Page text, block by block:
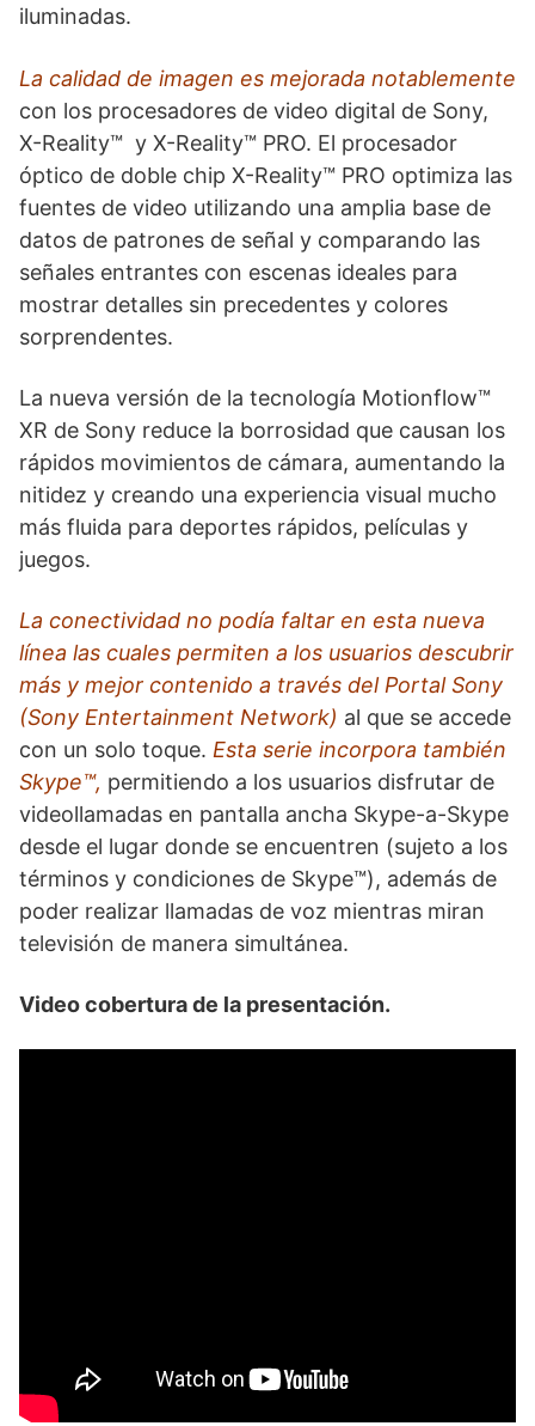
iluminadas.
La calidad de imagen es mejorada notablemente
con los procesadores de video digital de Sony,
X-Reality™ y X-Reality™ PRO. El procesador
óptico de doble chip X-Reality™ PRO optimiza las
fuentes de video utilizando una amplia base de
datos de patrones de señal y comparando las
señales entrantes con escenas ideales para
mostrar detalles sin precedentes y colores
sorprendentes.
La nueva versión de la tecnología Motionflow™
XR de Sony reduce la borrosidad que causan los
rápidos movimientos de cámara, aumentando la
nitidez y creando una experiencia visual mucho
más fluida para deportes rápidos, películas y
juegos.
La conectividad no podía faltar en esta nueva
línea las cuales permiten a los usuarios descubrir
más y mejor contenido a través del Portal Sony
(Sony Entertainment Network) al que se accede
con un solo toque. Esta serie incorpora también
Skype™, permitiendo a los usuarios disfrutar de
videollamadas en pantalla ancha Skype-a-Skype
desde el lugar donde se encuentren (sujeto a los
términos y condiciones de Skype™), además de
poder realizar llamadas de voz mientras miran
televisión de manera simultánea.
Video cobertura de la presentación.